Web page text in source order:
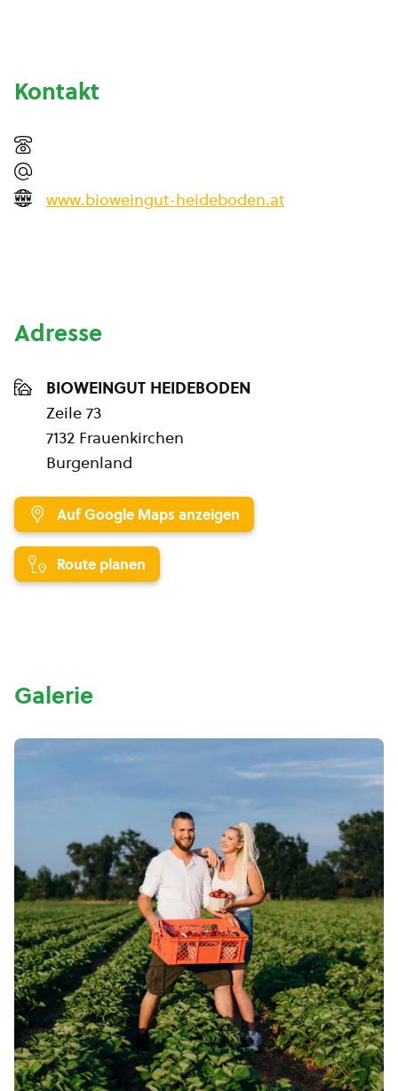
Kontakt
www.bioweingut-heideboden.at
Adresse
BIOWEINGUT HEIDEBODEN
Zeile 73
7132 Frauenkirchen
Burgenland
Auf Google Maps anzeigen
Route planen
Galerie